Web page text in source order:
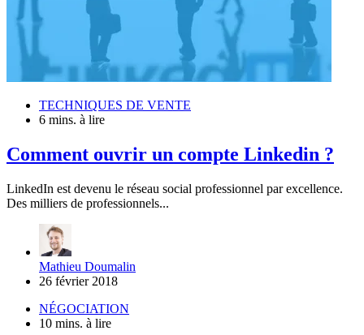
TECHNIQUES DE VENTE
6 mins. à lire
Comment ouvrir un compte Linkedin ?
LinkedIn est devenu le réseau social professionnel par excellence.
Des milliers de professionnels...
Mathieu Doumalin
26 février 2018
NÉGOCIATION
10 mins. à lire